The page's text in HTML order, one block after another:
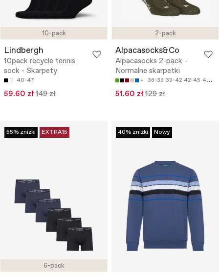
10-pack
Lindbergh
10pack recycle tennis
sock - Skarpety
40-47
59.60 zł 149 zł
2-pack
Alpacasocks&Co
Alpacasocks 2-pack -
Normalne skarpetki
36-39 39-42 42-45 45-48
51.60 zł 129 zł
6-pack
55% zniżki EXTRA15 40% zniżki Nowy